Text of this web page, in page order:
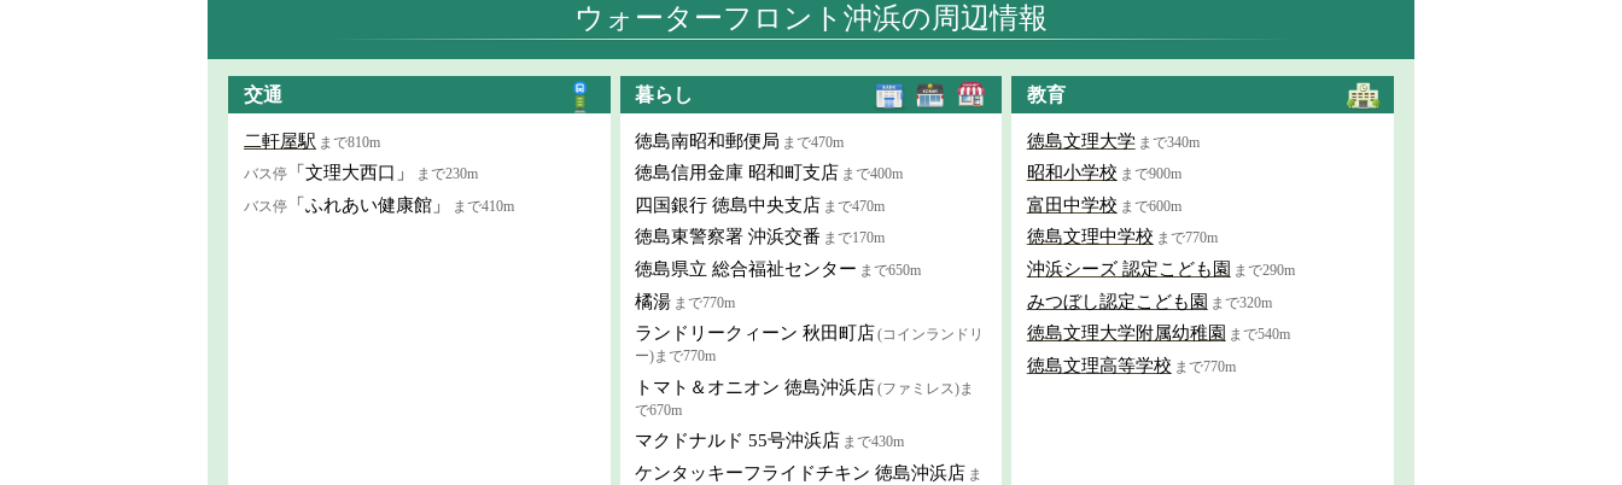
ウォーターフロント沖浜の周辺情報
交通
二軒屋駅 まで810m
バス停 「文理大西口」
まで230m
バス停 「ふれあい健康館」 まで410m
暮らし
徳島南昭和郵便局 まで470m
徳島信用金庫 昭和町支店 まで400m
四国銀行 徳島中央支店 まで470m
徳島東警察署 沖浜交番 まで170m
徳島県立 総合福祉センター まで650m
橘湯 まで770m
ランドリークィーン 秋田町店(コインランドリ
ー)まで770m
トマト＆オニオン 徳島沖浜店(ファミレス)ま
で670m
マクドナルド 55号沖浜店 まで430m
ケンタッキーフライドチキン 徳島沖浜店 ま
教育
徳島文理大学 まで340m
昭和小学校 まで900m
富田中学校 まで600m
徳島文理中学校 まで770m
沖浜シーズ 認定こども園 まで290m
みつぼし認定こども園 まで320m
徳島文理大学附属幼稚園 まで540m
徳島文理高等学校 まで770m